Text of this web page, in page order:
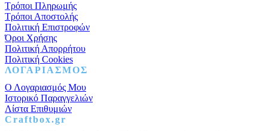
Τρόποι Πληρωμής
Τρόποι Αποστολής
Πολιτική Επιστροφών
Όροι Χρήσης
Πολιτική Απορρήτου
Πολιτική Cookies
ΛΟΓΑΡΙΑΣΜΟΣ
Ο Λογαριασμός Μου
Ιστορικό Παραγγελιών
Λίστα Επιθυμιών
Craftbox.gr